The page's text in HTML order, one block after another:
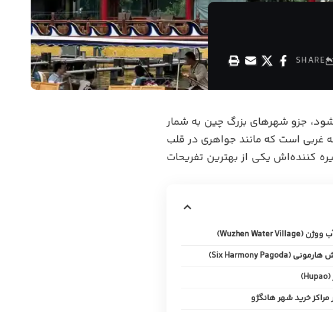
SHARE
جزو شهرهای بزرگ چین به شمار
غربی است که مانند جواهری در قلب
کننده‌اش یکی از بهترین تفریحات